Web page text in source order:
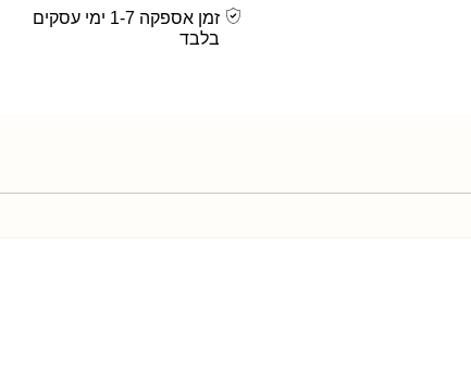
זמן אספקה 1-7 ימי עסקים
בלבד